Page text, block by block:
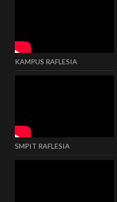
KAMPUS RAFLESIA
SMPIT RAFLESIA